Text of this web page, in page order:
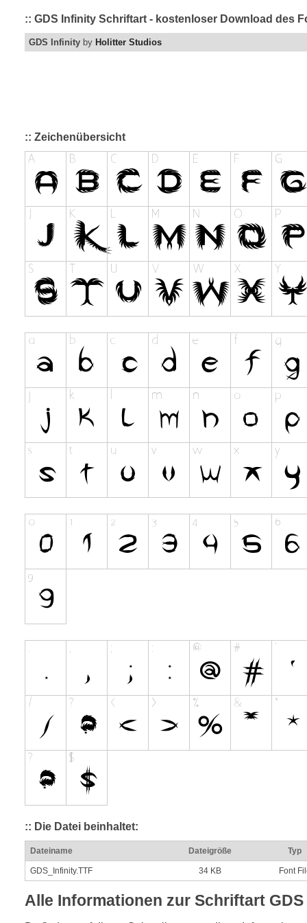
:: GDS Infinity Schriftart - kostenloser Download des
GDS Infinity by Holitter Studios
:: Zeichenübersicht
:: Die Datei beinhaltet:
Dateiname Dateigröße Typ
GDS_Infinity.TTF 34 KB Font
Alle Informationen zur Schriftart